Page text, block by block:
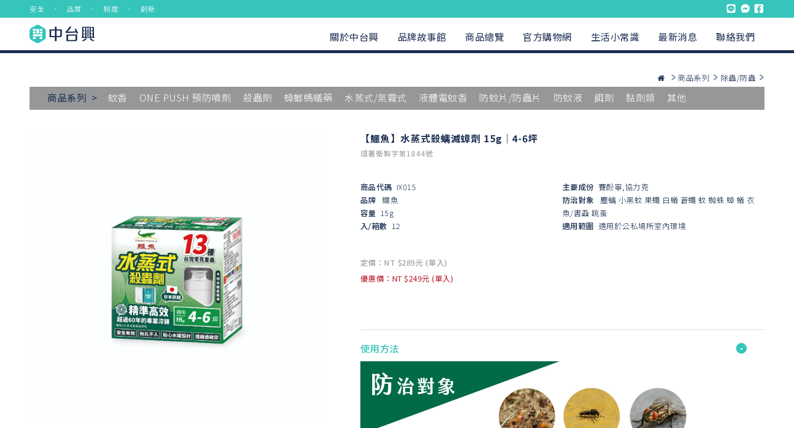
安全 ． 品質 ． 制度 ． 創新
關於中台興 品牌故事館 商品總覽 官方購物網 生活小常識 最新消息 聯絡我們
商品系列 除蟲/防蟲
商品系列 > 蚊香 ONE PUSH 預防噴劑 殺蟲劑 蟑螂螞蟻藥 水蒸式/氣霧式 液體電蚊香 防蚊片/防蟲片 防蚊液 餌劑 黏劑類 其他
【鱷魚】水蒸式殺螨滅蟑劑 15g｜4-6坪
環署衛製字第1844號
商品代碼 IX015
品牌 鱷魚
容量 15g
入/箱數 12
主要成份 賽酚寧,協力克
防治對象
塵螨 小黑蚊 果蠅 白蟻 蒼蠅 蚊 蜘蛛 蟑 蟻 衣
魚/書蝨 跳蚤
適用範圍 適用於公私場所室內環境
定價：NT $289元 (單入)
優惠價：NT $249元 (單入)
使用方法